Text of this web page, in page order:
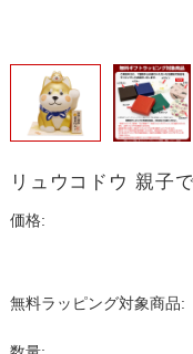
リュウコドウ 親子
価格:
無料ラッピング対象商品: